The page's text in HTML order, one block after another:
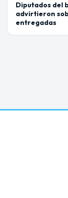
Diputados del
advirtieron
entregadas